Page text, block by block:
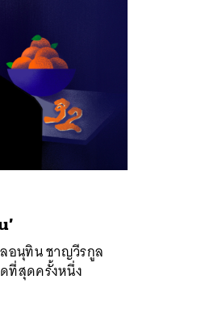
’
อนุทิน ชาญวีรกูล
ที่สุดครั้งหนึ่ง